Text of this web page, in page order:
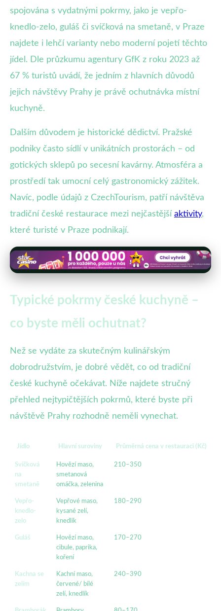
spojována s vydatnými pokrmy, jako je vepřo-
knedlo-zelo, guláš či svíčková na smetaně, v Praze
najdete i lehčí varianty nebo moderní pojetí těchto
jídel. Dle průzkumu agentury GfK z roku 2023 až
67 % turistů uvádí, že jedním z hlavních důvodů
jejich návštěvy Prahy je právě ochutnávka místní
kuchyně.
Dalším důvodem je historické dědictví. Pražské
podniky často sídlí v unikátních prostorách – od
gotických sklepů po secesní kavárny. Atmosféra a
prostředí tak umocní celý gastronomický zážitek.
Navíc, podle údajů z CzechTourism, patří návštěva
tradiční české restaurace mezi nejčastější aktivity,
které turisté v Praze podnikají.
Typické pokrmy české kuchyně –
co byste měli ochutnat?
Než se vydáte za skutečným kulinářským
dobrodružstvím, je dobré vědět, co od tradiční
české kuchyně očekávat. Níže najdete stručný
přehled nejtypičtějších pokrmů, které byste při
návštěvě Prahy rozhodně neměli vynechat.
Jídlo Hlavní suroviny Průměrná cena v restauraci (Kč)
Svíčková
na
smetaně
Hovězí maso,
smetanová
omáčka, zelenina
210–350
Vepřo-
knedlo-
zelo
Vepřové maso,
kysané zelí,
knedlík
180–290
Guláš
Hovězí maso,
cibule, paprika,
koření
170–270
Kachna se
zelím
Kachní maso,
červené/ bílé
zelí, knedlík
240–390